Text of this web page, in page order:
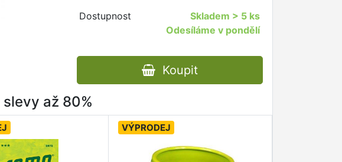
Dostupnost Skladem > 5 ks
Odesíláme v pondělí
Koupit
až 80%
VÝPRODEJ